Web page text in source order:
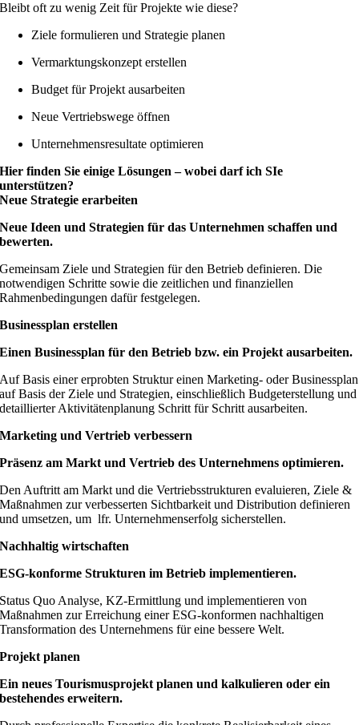
Bleibt oft zu wenig Zeit für Projekte wie diese?
Ziele formulieren und Strategie planen
Vermarktungskonzept erstellen
Budget für Projekt ausarbeiten
Neue Vertriebswege öffnen
Unternehmensresultate optimieren
Hier finden Sie einige Lösungen – wobei darf ich SIe
unterstützen?
Neue Strategie erarbeiten
Neue Ideen und Strategien für das Unternehmen schaffen und
bewerten.
Gemeinsam Ziele und Strategien für den Betrieb definieren. Die
notwendigen Schritte sowie die zeitlichen und finanziellen
Rahmenbedingungen dafür festgelegen.
Businessplan erstellen
Einen Businessplan für den Betrieb bzw. ein Projekt ausarbeiten.
Auf Basis einer erprobten Struktur einen Marketing- oder Businessplan
auf Basis der Ziele und Strategien, einschließlich Budgeterstellung und
detaillierter Aktivitätenplanung Schritt für Schritt ausarbeiten.
Marketing und Vertrieb verbessern
Präsenz am Markt und Vertrieb des Unternehmens optimieren.
Den Auftritt am Markt und die Vertriebsstrukturen evaluieren, Ziele &
Maßnahmen zur verbesserten Sichtbarkeit und Distribution definieren
und umsetzen, um lfr. Unternehmenserfolg sicherstellen.
Nachhaltig wirtschaften
ESG-konforme Strukturen im Betrieb implementieren.
Status Quo Analyse, KZ-Ermittlung und implementieren von
Maßnahmen zur Erreichung einer ESG-konformen nachhaltigen
Transformation des Unternehmens für eine bessere Welt.
Projekt planen
Ein neues Tourismusprojekt planen und kalkulieren oder ein
bestehendes erweitern.